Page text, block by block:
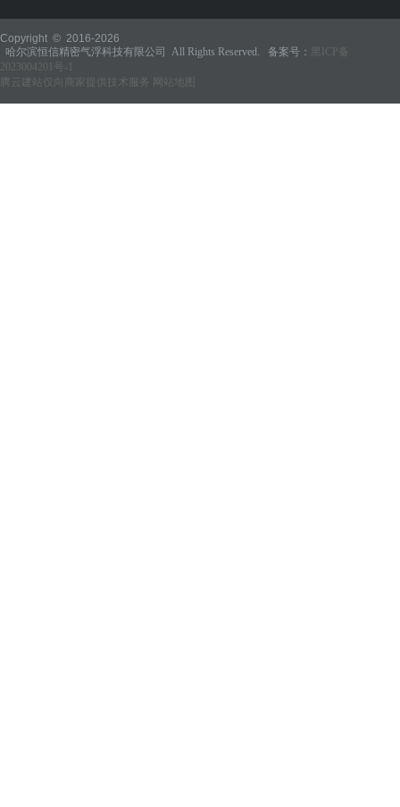
Copyright © 2016-2026
哈尔滨恒信精密气浮科技有限公司 All Rights Reserved. 备案号： 黑ICP备
2023004201号-1
腾云建站仅向商家提供技术服务
网站地图